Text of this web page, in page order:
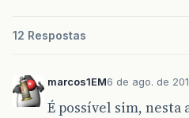
12 Respostas
marcos1EM6 de ago. de
É possível sim,